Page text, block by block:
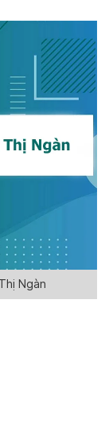
Ngàn